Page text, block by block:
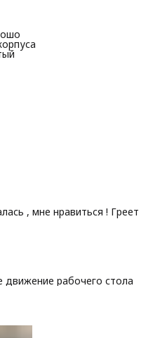
, мне нравиться ! Греет
движение рабочего стола